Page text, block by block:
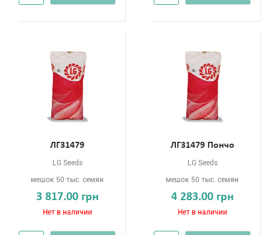
ЛГ31479
LG Seeds
мешок 50 тыс. семян
3 817.00 грн
Нет в наличии
ЛГ31479 Пончо
LG Seeds
мешок 50 тыс. семян
4 283.00 грн
Нет в наличии